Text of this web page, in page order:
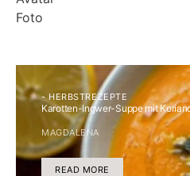
- HERBSTREZEPTE
Karotten-Ingwer-Suppe mit
MAGDALENA
READ MORE